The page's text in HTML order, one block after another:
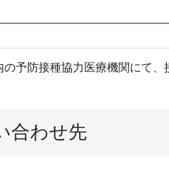
の予防接種協力医療機関にて
合わせ先